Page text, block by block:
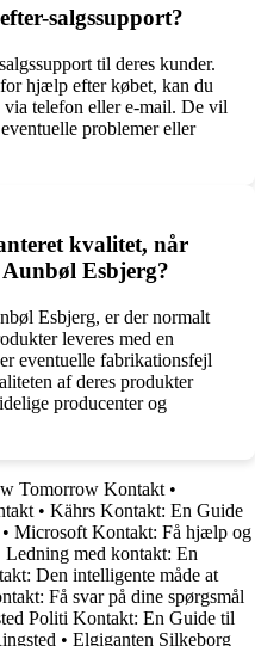
salgssupport?
til deres kunder.
hjælp efter købet, kan du
via telefon eller e-mail. De vil
problemer eller
kvalitet, når
Esbjerg?
Esbjerg, er der normalt
leveres med en
eventuelle fabrikationsfejl
af deres produkter
producenter og
Tomorrow Kontakt •
• Kährs Kontakt: En Guide
• Microsoft Kontakt: Få hjælp og
Ledning med kontakt: En
Den intelligente måde at
Få svar på dine spørgsmål
Politi Kontakt: En Guide til
• Elgiganten Silkeborg